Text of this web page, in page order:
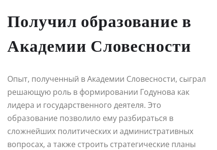
Получил образование в
Академии Словесности
Опыт, полученный в Академии Словесности, сыграл
решающую роль в формировании Годунова как
лидера и государственного деятеля. Это
образование позволило ему разбираться в
сложнейших политических и административных
вопросах, а также строить стратегические планы